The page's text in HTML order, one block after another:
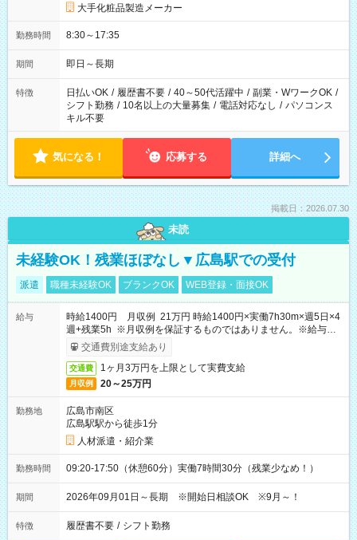
大手化粧品製造メーカー
勤務時間 8:30～17:35
期間 即日～長期
特徴 日払いOK / 履歴書不要 / 40～50代活躍中 / 副業・WワークOK /
シフト勤務 / 10名以上の大量募集 / 電話対応なし / パソコンス
キル不要
気になる！ 応募する 詳細へ
掲載日：2026.07.30
未読
未経験OK！残業ほぼなし▼広島駅での受付
派遣 職種未経験OK ブランクOK WEB登録・面接OK
給与
時給1400円 月収例 21万円 時給1400円×実働7h30m×週5日×4
週+残業5h ※月収例を保証するものではありません。※給与即
受取りサービス利用可（利用条件有）
交通費別途支給あり
交通費 1ヶ月3万円を上限として実費支給
月収例 20～25万円
勤務地
広島市南区
広島駅駅から徒歩1分
人材派遣・紹介業
勤務時間 09:20-17:50（休憩60分）実働7時間30分（残業少なめ！）
期間 2026年09月01日～長期 ※開始日相談OK ※9月～！
特徴 履歴書不要 / シフト勤務